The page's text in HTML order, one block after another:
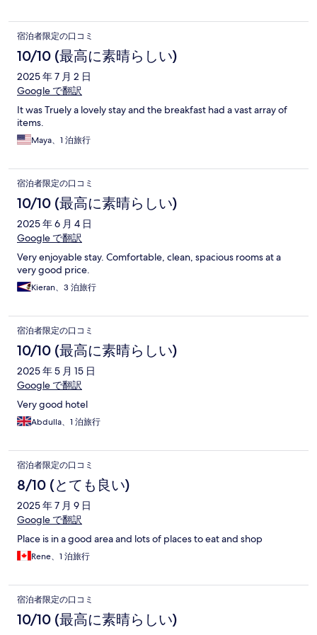
宿泊者限定の口コミ
10/10 (最高に素晴らしい)
2025 年 7 月 2 日
Google で翻訳
It was Truely a lovely stay and the breakfast had a vast array of
items.
Maya、1 泊旅行
宿泊者限定の口コミ
10/10 (最高に素晴らしい)
2025 年 6 月 4 日
Google で翻訳
Very enjoyable stay. Comfortable, clean, spacious rooms at a
very good price.
Kieran、3 泊旅行
宿泊者限定の口コミ
10/10 (最高に素晴らしい)
2025 年 5 月 15 日
Google で翻訳
Very good hotel
Abdulla、1 泊旅行
宿泊者限定の口コミ
8/10 (とても良い)
2025 年 7 月 9 日
Google で翻訳
Place is in a good area and lots of places to eat and shop
Rene、1 泊旅行
宿泊者限定の口コミ
10/10 (最高に素晴らしい)